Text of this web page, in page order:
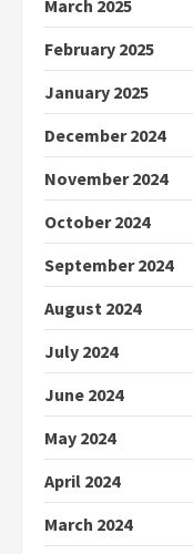
March 2025
February 2025
January 2025
December 2024
November 2024
October 2024
September 2024
August 2024
July 2024
June 2024
May 2024
April 2024
March 2024